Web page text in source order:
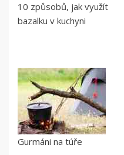
10 způsobů, jak využít
bazalku v kuchyni
Gurmáni na túře